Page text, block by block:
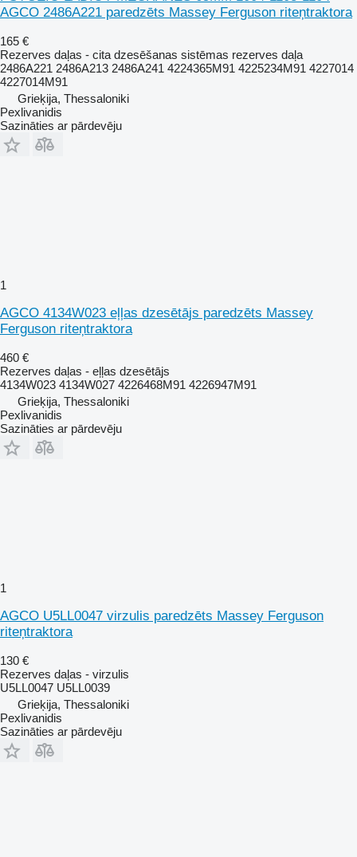
AGCO 2486A221 paredzēts Massey Ferguson riteņtraktora
165 €
Rezerves daļas - cita dzesēšanas sistēmas rezerves daļa
2486A221 2486A213 2486A241 4224365M91 4225234M91 4227014
4227014M91
Grieķija, Thessaloniki
Pexlivanidis
Sazināties ar pārdevēju
1
AGCO 4134W023 eļļas dzesētājs paredzēts Massey
Ferguson riteņtraktora
460 €
Rezerves daļas - eļļas dzesētājs
4134W023 4134W027 4226468M91 4226947M91
Grieķija, Thessaloniki
Pexlivanidis
Sazināties ar pārdevēju
1
AGCO U5LL0047 virzulis paredzēts Massey Ferguson
riteņtraktora
130 €
Rezerves daļas - virzulis
U5LL0047 U5LL0039
Grieķija, Thessaloniki
Pexlivanidis
Sazināties ar pārdevēju